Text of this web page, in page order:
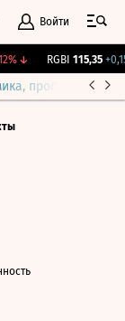
Войти
↓ RGBI 115,35
прогнозы